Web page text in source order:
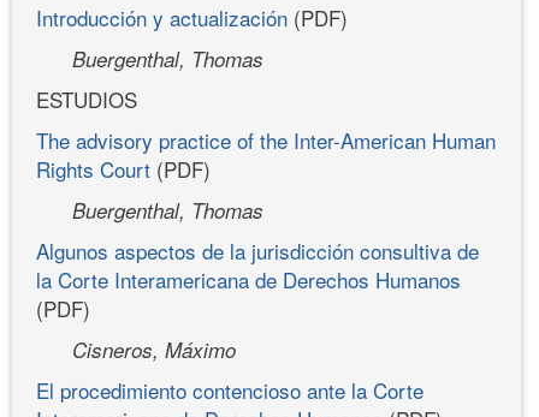
Introducción y actualización (PDF)
Buergenthal, Thomas
ESTUDIOS
The advisory practice of the Inter-American Human
Rights Court (PDF)
Buergenthal, Thomas
Algunos aspectos de la jurisdicción consultiva de
la Corte Interamericana de Derechos Humanos
(PDF)
Cisneros, Máximo
El procedimiento contencioso ante la Corte